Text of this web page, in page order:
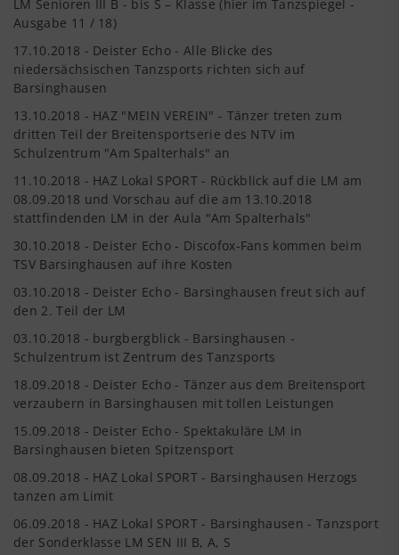
LM Senioren III B - bis S – Klasse (hier im Tanzspiegel -
Ausgabe 11 / 18)
17.10.2018 - Deister Echo - Alle Blicke des
niedersächsischen Tanzsports richten sich auf
Barsinghausen
13.10.2018 - HAZ "MEIN VEREIN" - Tänzer treten zum
dritten Teil der Breitensportserie des NTV im
Schulzentrum "Am Spalterhals" an
11.10.2018 - HAZ Lokal SPORT - Rückblick auf die LM am
08.09.2018 und Vorschau auf die am 13.10.2018
stattfindenden LM in der Aula "Am Spalterhals"
30.10.2018 - Deister Echo - Discofox-Fans kommen beim
TSV Barsinghausen auf ihre Kosten
03.10.2018 - Deister Echo - Barsinghausen freut sich auf
den 2. Teil der LM
03.10.2018 - burgbergblick - Barsinghausen -
Schulzentrum ist Zentrum des Tanzsports
18.09.2018 - Deister Echo - Tänzer aus dem Breitensport
verzaubern in Barsinghausen mit tollen Leistungen
15.09.2018 - Deister Echo - Spektakuläre LM in
Barsinghausen bieten Spitzensport
08.09.2018 - HAZ Lokal SPORT - Barsinghausen Herzogs
tanzen am Limit
06.09.2018 - HAZ Lokal SPORT - Barsinghausen - Tanzsport
der Sonderklasse LM SEN III B, A, S